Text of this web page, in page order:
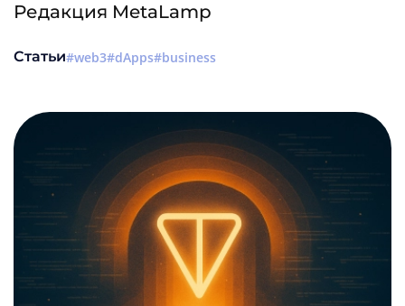
Редакция MetaLamp
Статьи web3 dApps business